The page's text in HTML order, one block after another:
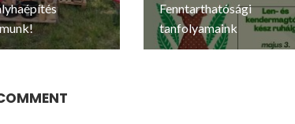
Fenntarthatósági
tanfolyamaink